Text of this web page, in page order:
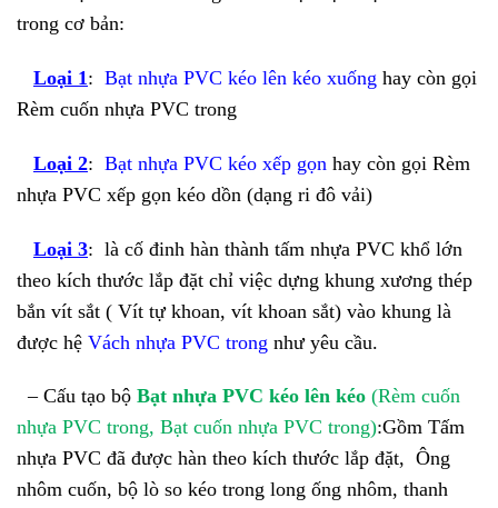
trong cơ bản:
Loại 1: Bạt nhựa PVC kéo lên kéo xuống hay còn gọi
Rèm cuốn nhựa PVC trong
Loại 2: Bạt nhựa PVC kéo xếp gọn hay còn gọi Rèm
nhựa PVC xếp gọn kéo dồn (dạng ri đô vải)
Loại 3: là cố đinh hàn thành tấm nhựa PVC khổ lớn
theo kích thước lắp đặt chỉ việc dựng khung xương thép
bắn vít sắt ( Vít tự khoan, vít khoan sắt) vào khung là
được hệ Vách nhựa PVC trong như yêu cầu.
– Cấu tạo bộ Bạt nhựa PVC kéo lên kéo (Rèm cuốn
nhựa PVC trong, Bạt cuốn nhựa PVC trong):Gồm Tấm
nhựa PVC đã được hàn theo kích thước lắp đặt, Ông
nhôm cuốn, bộ lò so kéo trong long ống nhôm, thanh